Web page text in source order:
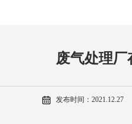
废气处理厂
发布时间：2021.12.27